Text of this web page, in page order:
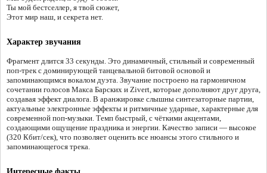
Ты мой бестселлер, я твой сюжет,
Этот мир наш, и секрета нет.
Характер звучания
Фрагмент длится 33 секунды. Это динамичный, стильный и современный
поп-трек с доминирующей танцевальной битовой основой и
запоминающимся вокалом дуэта. Звучание построено на гармоничном
сочетании голосов Макса Барских и Zivert, которые дополняют друг друга,
создавая эффект диалога. В аранжировке слышны синтезаторные партии,
актуальные электронные эффекты и ритмичные ударные, характерные для
современной поп-музыки. Темп быстрый, с чёткими акцентами,
создающими ощущение праздника и энергии. Качество записи — высокое
(320 Кбит/сек), что позволяет оценить все нюансы этого стильного и
запоминающегося трека.